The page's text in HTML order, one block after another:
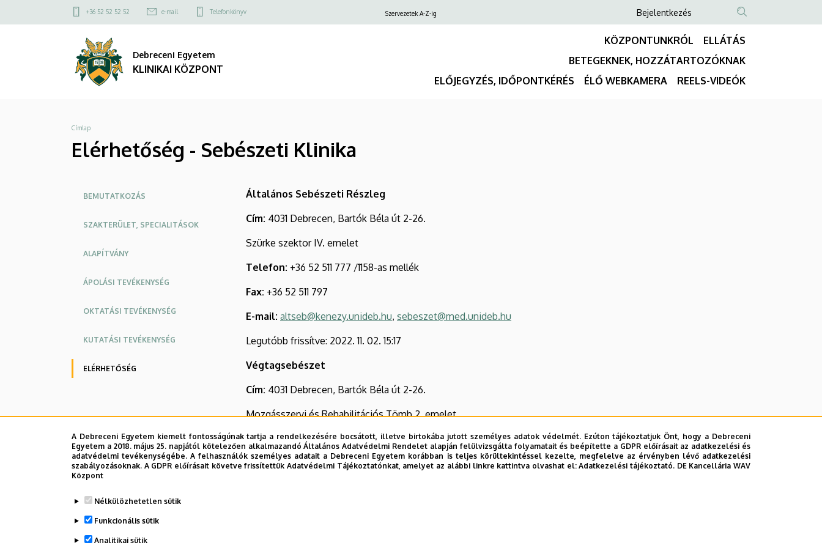
A Debreceni Egyetem kiemelt fontosságúnak tartja a rendelkezésére bocsátott, illetve birtokába jutott személyes adatok védelmét. Ezúton tájékoztatjuk Önt, hogy a Debreceni
Egyetem a 2018. május 25. napjától kötelezően alkalmazandó Általános Adatvédelmi Rendelet alapján felülvizsgálta folyamatait és beépítette a GDPR előírásait az adatkezelési és
adatvédelmi tevékenységébe. A felhasználók személyes adatait a Debreceni Egyetem korábban is teljes körültekintéssel kezelte, megfelelve az érvényben lévő adatkezelési
szabályozásoknak. A GDPR előírásait követve frissítettük Adatvédelmi Tájékoztatónkat, amelyet az alábbi linkre kattintva olvashat el:Adatkezelési tájékoztató. DE Kancellária WAV
Központ
Nélkülözhetetlen sütik
Funkcionális sütik
Analitikai sütik
Elérhetőség
Sebészeti
KLINIKAI
KÖZPONT
a
Felső
menü
+36 52 52 52 52 e-mail Telefonkönyv Szervezetek A-Z-ig
Anonim
Felhasználói
fiók
menüje
Bejelentkezés
NYELVVÁLASZTÓ
TARTALOM
KERESÉSE
Debreceni Egyetem
KLINIKAI KÖZPONT
KÖZPONTUNKRÓL
ELLÁTÁS
BETEGEKNEK, HOZZÁTARTOZÓKNAK
ELŐJEGYZÉS, IDŐPONTKÉRÉS
ÉLŐ WEBKAMERA REELS-VIDEÓK
Morzsa
Címlap
Elérhetőség - Sebészeti Klinika
Oldalmenü
BEMUTATKOZÁS
SZAKTERÜLET, SPECIALITÁSOK
ALAPÍTVÁNY
ÁPOLÁSI TEVÉKENYSÉG
OKTATÁSI TEVÉKENYSÉG
KUTATÁSI TEVÉKENYSÉG
ELÉRHETŐSÉG
Általános Sebészeti Részleg
Cím: 4031 Debrecen, Bartók Béla út 2-26.
Szürke szektor IV. emelet
Telefon: +36 52 511 777 /1158-as mellék
Fax: +36 52 511 797
E-mail: altseb@kenezy.unideb.hu, sebeszet@med.unideb.hu
Legutóbb frissítve: 2022. 11. 02. 15:17
Végtagsebészet
Cím: 4031 Debrecen, Bartók Béla út 2-26.
Mozgásszervi és Rehabilitációs Tömb 2. emelet
Telefon:+36 52 511 835
Fax:+36 52 511 755